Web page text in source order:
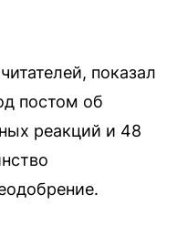
показал
постом об
реакций и 48